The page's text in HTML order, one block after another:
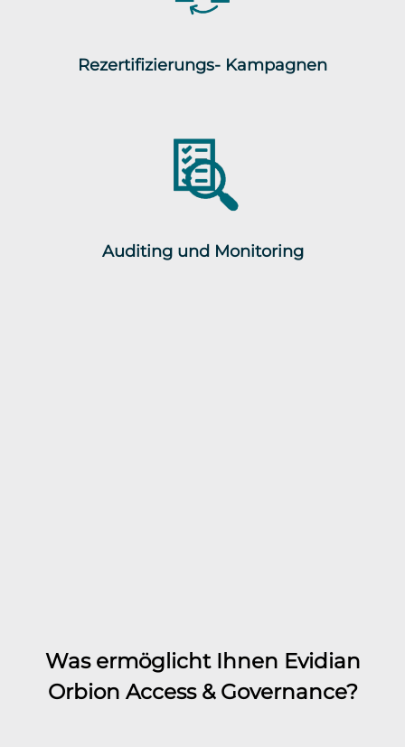
Rezertifizierungs- Kampagnen
Auditing und Monitoring
Was ermöglicht Ihnen Evidian
Orbion Access & Governance?